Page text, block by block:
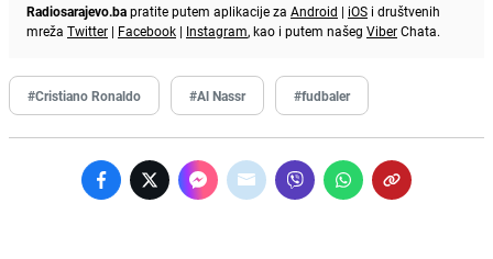
Radiosarajevo.bapratite putem aplikacije za Android | iOS i društvenih
mreža Twitter | Facebook | Instagram, kao i putem našeg ViberChata.
#Cristiano Ronaldo #Al Nassr #fudbaler